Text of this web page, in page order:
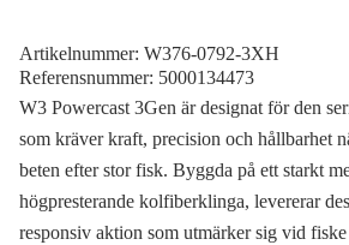
Artikelnummer: W376-0792-3XH
Referensnummer: 5000134473
W3 Powercast 3Gen är designat för den
som kräver kraft, precision och hållbarhet
beten efter stor fisk. Byggda på ett starkt
högpresterande kolfiberklinga, levererar
responsiv aktion som utmärker sig vid